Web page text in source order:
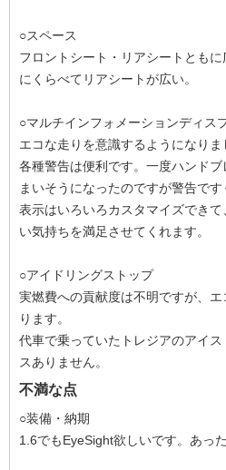
○スペース
フロントシート・リアシートとも
にくらべてリアシートが広い。
○マルチインフォメーションディス
エコな走りを意識するようになりま
各種警告は便利です。一度ハンド
まいそうになったのですが警告です
表示はいろいろカスタマイズでき
い気持ちを満足させてくれます。
○アイドリングストップ
実燃費への貢献度は不明ですが、
ります。
代車で乗っていたトレジアのアイ
スありません。
不満な点
○装備・納期
1.6でもEyeSight欲しいです。あっ